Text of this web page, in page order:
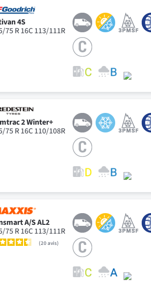
4S
75 R 16C 113/111R
2 Winter+
75 R 16C 110/108R
A/S AL2
75 R 16C 113/111R
20avis